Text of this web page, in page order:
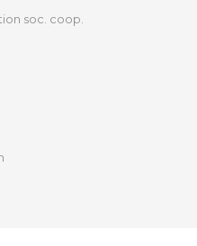
soc. coop.